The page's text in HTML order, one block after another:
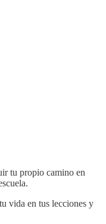
tu propio camino en
vida en tus lecciones y